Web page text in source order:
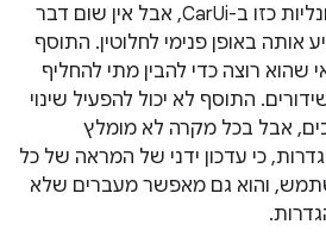
תמיכה מובנית בפונקציונליות כזו ב-CarUi, אבל אין שום דבר
אותה באופן פנימי לחלוטין. התוסף
שהוא רוצה כדי להבין מתי להחליף
התוסף לא יכול להפעיל שינוי
אבל בכל מקרה לא מומלץ
כי עדכון ידני של המראה של כל
והוא גם מאפשר מעברים שלא